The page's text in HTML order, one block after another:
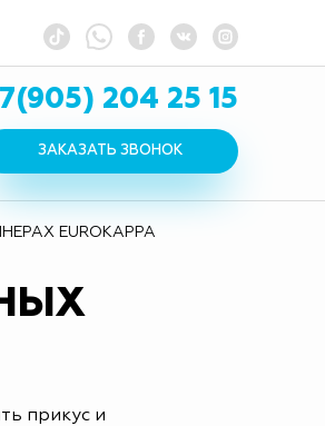
204 25 15
ЗАКАЗАТЬ ЗВОНОК
EUROKAPPA
прикус и